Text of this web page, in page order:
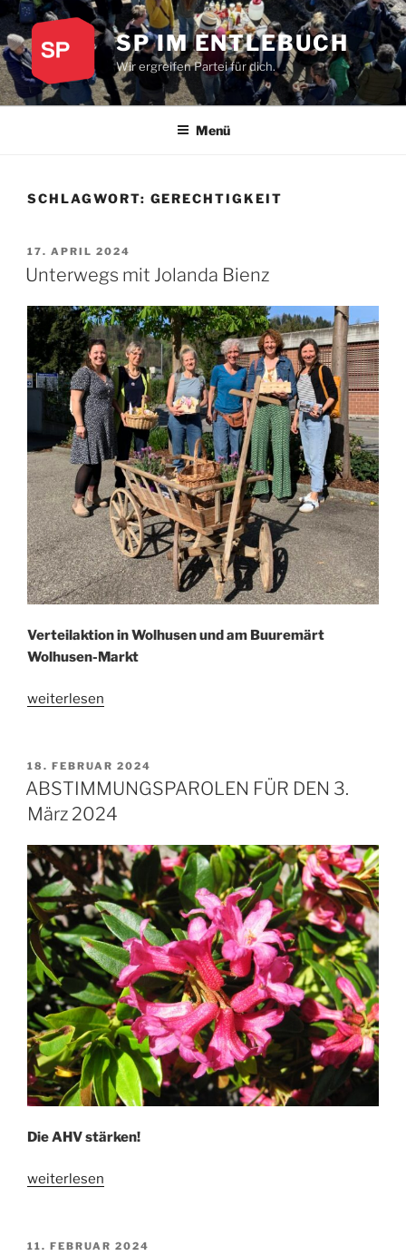
Zum
Inhalt
springen
SP IM ENTLEBUCH
Wir ergreifen Partei für dich.
Menü
SCHLAGWORT: GERECHTIGKEIT
VERÖFFENTLICHT
AM
17. APRIL 2024
Unterwegs mit Jolanda Bienz
Verteilaktion in Wolhusen und am Buuremärt
Wolhusen-Markt
„Unterwegs
Bienz“
weiterlesen
VERÖFFENTLICHT
AM
18. FEBRUAR 2024
ABSTIMMUNGSPAROLEN FÜR DEN 3.
März 2024
Die AHV stärken!
„ABSTIMMUNGSPAROLEN
3.
weiterlesen
VERÖFFENTLICHT
11. FEBRUAR 2024